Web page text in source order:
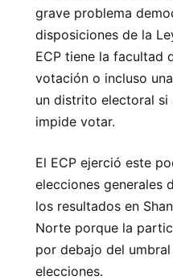
grave problema
disposiciones de la
ECP tiene la facultad
votación o incluso
un distrito electoral si
impide votar.
El ECP ejerció este
elecciones generales
los resultados en
Norte porque la
por debajo del
elecciones.